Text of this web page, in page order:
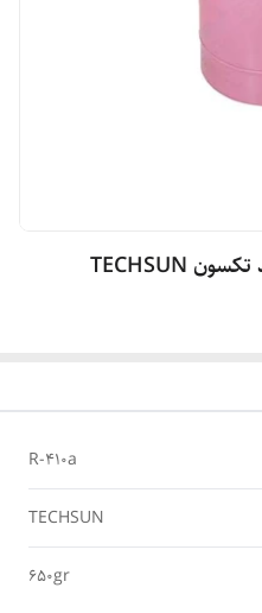
R-410a
TECHSUN
650gr